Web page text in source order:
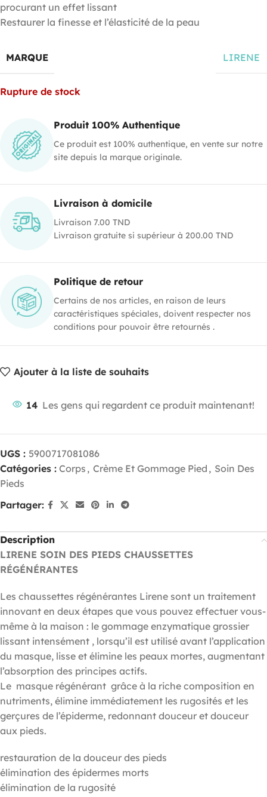
procurant un effet lissant
Restaurer la finesse et l’élasticité de la peau
MARQUE LIRENE
Rupture de stock
Produit 100% Authentique
Ce produit est 100% authentique, en vente sur notre
site depuis la marque originale.
Livraison à domicile
Livraison 7.00 TND
Livraison gratuite si supérieur à 200.00 TND
Politique de retour
Certains de nos articles, en raison de leurs
caractéristiques spéciales, doivent respecter nos
conditions pour pouvoir être retournés .
Ajouter à la liste de souhaits
14 Les gens qui regardent ce produit maintenant!
UGS : 5900717081086
Catégories : Corps , Crème Et Gommage Pied , Soin Des
Pieds
Partager:
Description
LIRENE SOIN DES PIEDS CHAUSSETTES
RÉGÉNÉRANTES
Les chaussettes régénérantes Lirene sont un traitement
innovant en deux étapes que vous pouvez effectuer vous-
même à la maison : le gommage enzymatique grossier
lissant intensément , lorsqu’il est utilisé avant l’application
du masque, lisse et élimine les peaux mortes, augmentant
l’absorption des principes actifs.
Le masque régénérant grâce à la riche composition en
nutriments, élimine immédiatement les rugosités et les
gerçures de l’épiderme, redonnant douceur et douceur
aux pieds.
restauration de la douceur des pieds
élimination des épidermes morts
élimination de la rugosité